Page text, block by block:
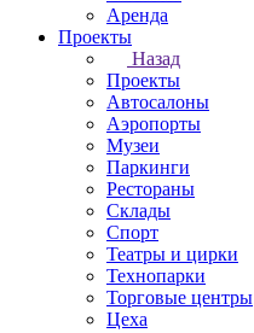
Аренда
Проекты
Назад
Проекты
Автосалоны
Аэропорты
Музеи
Паркинги
Рестораны
Склады
Спорт
Театры и цирки
Технопарки
Торговые центры
Цеха